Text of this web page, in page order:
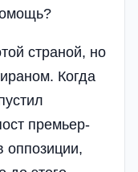
страной, но
Когда
премьер-
оппозиции,